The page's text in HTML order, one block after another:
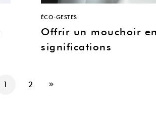
ÉCO-GESTES
Offrir un mouchoir
significations
1 2